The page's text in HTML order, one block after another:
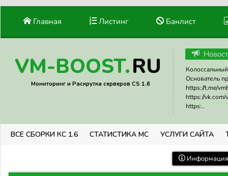
Главная Листинг Банлист
VM-BOOST.RU
Мониторинг и Раскрутка серверов CS 1.6
Основатель
https://t.me/
https://vk.com/
https:..
ВСЕ СБОРКИ КС 1.6 СТАТИСТИКА МС УСЛУГИ САЙТА